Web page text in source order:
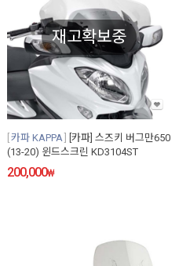
재고확보중
카파 KAPPA
[카파] 스즈키 버그만650
(13-20) 윈드스크린 KD3104ST
200,000₩